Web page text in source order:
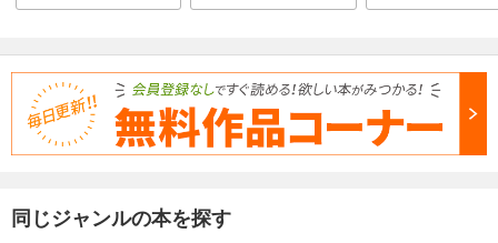
同じジャンルの本を探す